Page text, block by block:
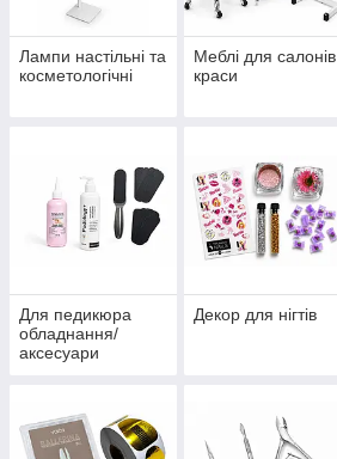
Лампи настільні та
косметологічні
Меблі для салонів
краси
Для педикюра
обладнання/
аксесуари
Декор для нігтів